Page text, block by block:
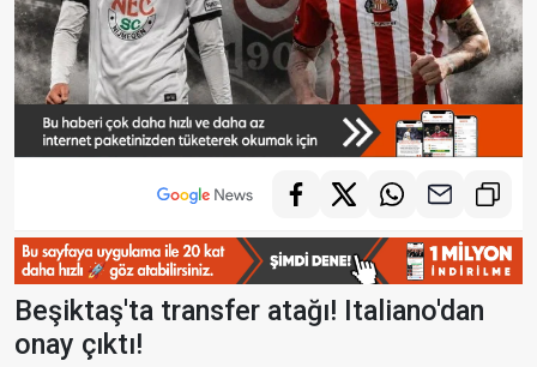
Beşiktaş'ta transfer atağı! Italiano'dan
onay çıktı!